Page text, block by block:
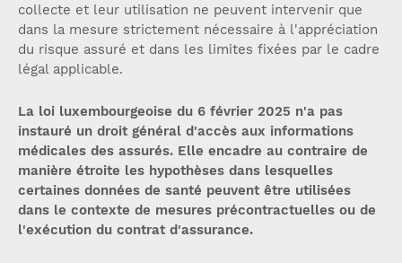
collecte et leur utilisation ne peuvent intervenir que
dans la mesure strictement nécessaire à l'appréciation
du risque assuré et dans les limites fixées par le cadre
légal applicable.
La loi luxembourgeoise du 6 février 2025 n'a pas
instauré un droit général d'accès aux informations
médicales des assurés. Elle encadre au contraire de
manière étroite les hypothèses dans lesquelles
certaines données de santé peuvent être utilisées
dans le contexte de mesures précontractuelles ou de
l'exécution du contrat d'assurance.